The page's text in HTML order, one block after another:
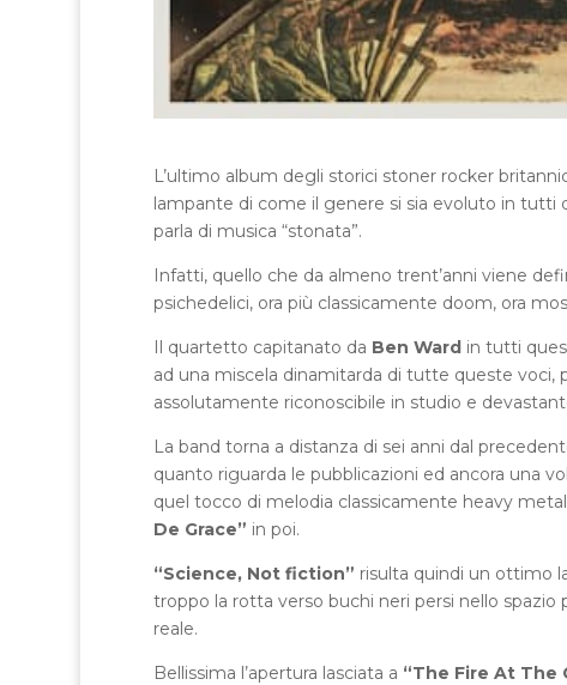
L’ultimo album degli storici stoner rocker
lampante di come il genere si sia evoluto in tutti
parla di musica “stonata”.
Infatti, quello che da almeno trent’anni viene
psichedelici, ora più classicamente doom, ora
Il quartetto capitanato da Ben Wardin tutti
ad una miscela dinamitarda di tutte queste
assolutamente riconoscibile in studio e
La band torna a distanza di sei anni dal
quanto riguarda le pubblicazioni ed ancora una
quel tocco di melodia classicamente heavy
De Grace” in poi.
“Science, Not fiction” risulta quindi un ottimo
troppo la rotta verso buchi neri persi nello
reale.
Bellissima l’apertura lasciata a “The Fire At The